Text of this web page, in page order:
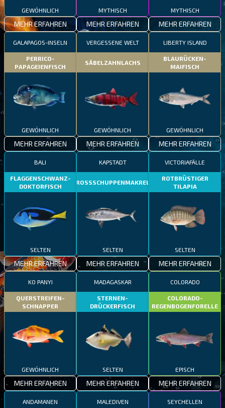
GEWÖHNLICH
MEHR ERFAHREN
MYTHISCH
MEHR ERFAHREN
MYTHISCH
MEHR ERFAHREN
GALAPAGOS-INSELN
PERRICO-
PAPAGEIENFISCH
GEWÖHNLICH
MEHR ERFAHREN
VERGESSENE WELT
SÄBELZAHNLACHS
GEWÖHNLICH
MEHR ERFAHREN
LIBERTY ISLAND
BLAURÜCKEN-
MAIFISCH
GEWÖHNLICH
MEHR ERFAHREN
BALI
FLAGGENSCHWANZ-
DOKTORFISCH
SELTEN
MEHR ERFAHREN
KAPSTADT
GROSSSCHUPPENMAKRELE
SELTEN
MEHR ERFAHREN
VICTORIAFÄLLE
ROTBRÜSTIGER
TILAPIA
SELTEN
MEHR ERFAHREN
KO PANYI
QUERSTREIFEN-
SCHNAPPER
GEWÖHNLICH
MEHR ERFAHREN
MADAGASKAR
STERNEN-
DRÜCKERFISCH
SELTEN
MEHR ERFAHREN
COLORADO
COLORADO-
REGENBOGENFORELLE
EPISCH
MEHR ERFAHREN
ANDAMANEN MALEDIVEN SEYCHELLEN